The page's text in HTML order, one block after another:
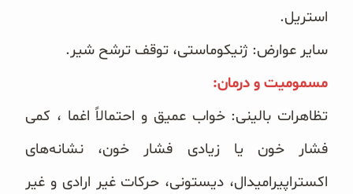
استریل.
سایر عوارض: ژنیکوماستی، توقف ترشح شیر.
مسمومیت و درمان:‏
تظاهرات بالینی: خواب عمیق و احتمالاً اغما ، کمی
فشار خون یا زیادی فشار خون، نشانه‌های
اکستراپیرامیدال، دیستونی، ‏حرکات غیر ارادی و غیر